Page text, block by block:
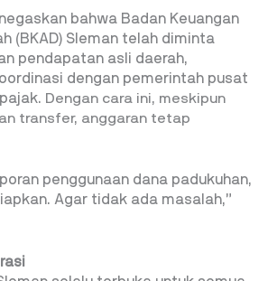
bahwa Badan Keuangan
(BKAD) Sleman telah diminta
pendapatan asli daerah,
dengan pemerintah pusat
Dengan cara ini, meskipun
transfer, anggaran tetap
penggunaan dana padukuhan,
Agar tidak ada masalah,”